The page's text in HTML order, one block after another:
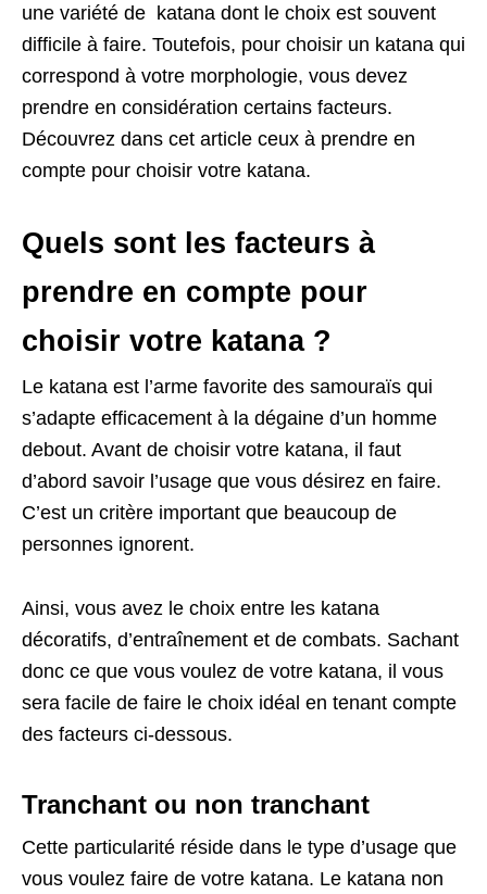
une variété de katana dont le choix est souvent
difficile à faire. Toutefois, pour choisir un katana qui
correspond à votre morphologie, vous devez
prendre en considération certains facteurs.
Découvrez dans cet article ceux à prendre en
compte pour choisir votre katana.
Quels sont les facteurs à
prendre en compte pour
choisir votre katana ?
Le katana est l’arme favorite des samouraïs qui
s’adapte efficacement à la dégaine d’un homme
debout. Avant de choisir votre katana, il faut
d’abord savoir l’usage que vous désirez en faire.
C’est un critère important que beaucoup de
personnes ignorent.
Ainsi, vous avez le choix entre les katana
décoratifs, d’entraînement et de combats. Sachant
donc ce que vous voulez de votre katana, il vous
sera facile de faire le choix idéal en tenant compte
des facteurs ci-dessous.
Tranchant ou non tranchant
Cette particularité réside dans le type d’usage que
vous voulez faire de votre katana. Le katana non